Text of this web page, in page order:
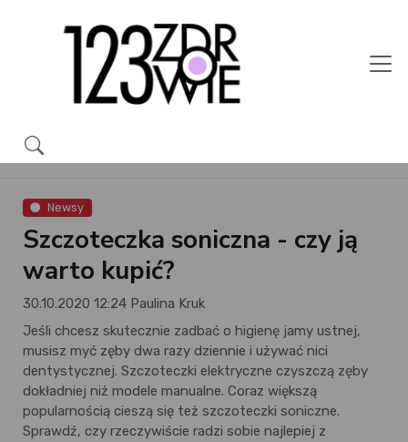
Newsy
Szczoteczka soniczna - czy ją
warto kupić?
30.10.2020 12:24 Paulina Kruk
Jeśli chcesz skutecznie zadbać o higienę jamy ustnej,
musisz myć zęby dwa razy dziennie i używać nici
dentystycznej. Szczoteczki elektryczne czyszczą zęby
dokładniej niż modele manualne. Coraz większą
popularnością cieszą się też szczoteczki soniczne.
Sprawdź, czy rzeczywiście radzi sobie najlepiej z